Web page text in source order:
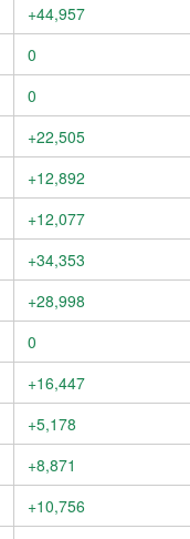
+44,957
0
0
+22,505
+12,892
+12,077
+34,353
+28,998
0
+16,447
+5,178
+8,871
+10,756